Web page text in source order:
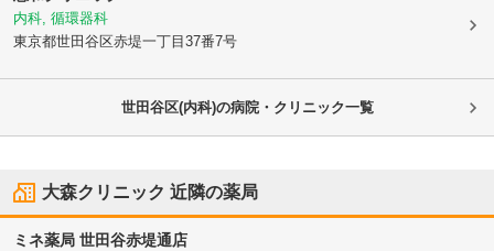
内科, 循環器科
東京都世田谷区赤堤一丁目37番7号
世田谷区(内科)の病院・クリニック一覧
大森クリニック 近隣の薬局
ミネ薬局 世田谷赤堤通店